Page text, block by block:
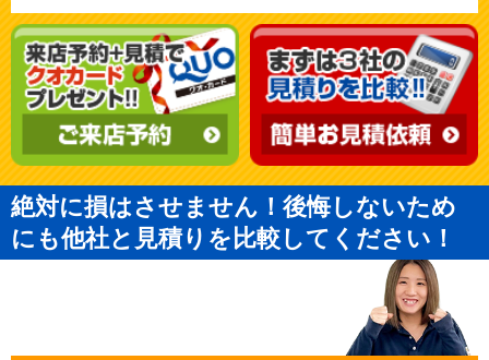
絶対に損はさせません！後悔しないため
にも他社と見積りを比較してください！